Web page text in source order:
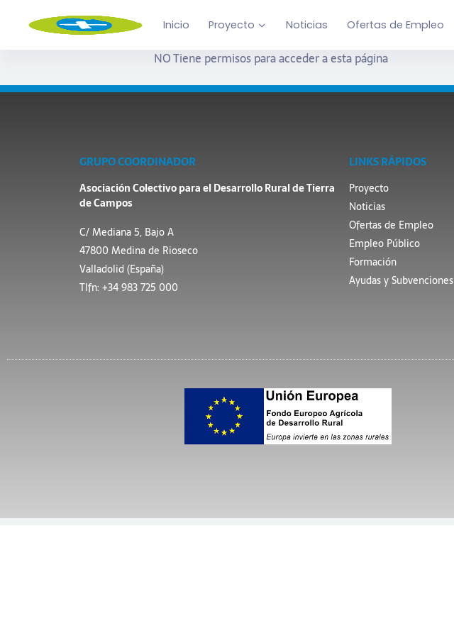
Inicio Proyecto Noticias Ofertas de Empleo
NO Tiene permisos para acceder a esta página
GRUPO COORDINADOR
Asociación Colectivo para el Desarrollo Rural de Tierra
de Campos
C/ Mediana 5, Bajo A
47800 Medina de Rioseco
Valladolid (España)
Tlfn: +34 983 725 000
LINKS RÁPIDOS
Proyecto
Noticias
Ofertas de Empleo
Empleo Público
Formación
Ayudas y Subvenciones